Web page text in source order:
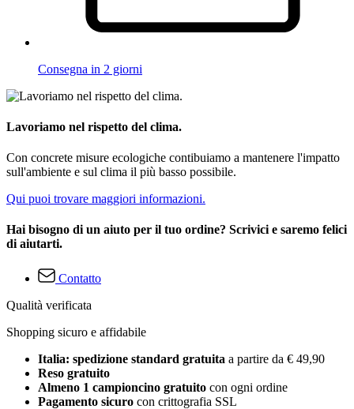
Consegna in 2 giorni
Lavoriamo nel rispetto del clima.
Con concrete misure ecologiche contibuiamo a mantenere l'impatto
sull'ambiente e sul clima il più basso possibile.
Qui puoi trovare maggiori informazioni.
Hai bisogno di un aiuto per il tuo ordine? Scrivici e saremo felici
di aiutarti.
Contatto
Qualità verificata
Shopping sicuro e affidabile
Italia: spedizione standard gratuita a partire da € 49,90
Reso gratuito
Almeno 1 campioncino gratuito con ogni ordine
Pagamento sicuro con crittografia SSL